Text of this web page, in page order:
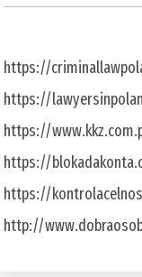
https://
https://
https://
https://
https://
http://